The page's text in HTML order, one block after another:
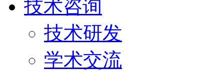
技术咨询
技术研发
学术交流